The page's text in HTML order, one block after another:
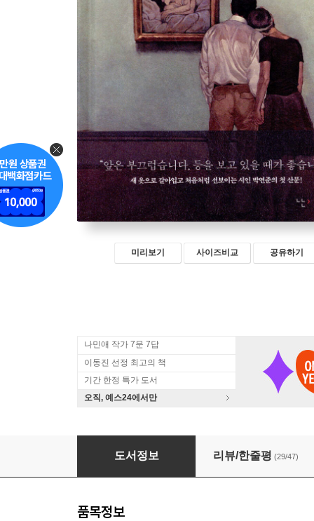
미리보기 사이즈비교 공유하기
나민애 작가 7문 7답
이동진 선정 최고의 책
기간 한정 특가 도서
오직, 예스24에서만
도서정보 리뷰/한줄평 (29/47)
품목정보